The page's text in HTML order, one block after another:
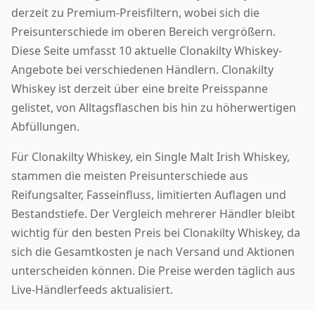
derzeit zu Premium-Preisfiltern, wobei sich die
Preisunterschiede im oberen Bereich vergrößern.
Diese Seite umfasst 10 aktuelle Clonakilty Whiskey-
Angebote bei verschiedenen Händlern. Clonakilty
Whiskey ist derzeit über eine breite Preisspanne
gelistet, von Alltagsflaschen bis hin zu höherwertigen
Abfüllungen.
Für Clonakilty Whiskey, ein Single Malt Irish Whiskey,
stammen die meisten Preisunterschiede aus
Reifungsalter, Fasseinfluss, limitierten Auflagen und
Bestandstiefe. Der Vergleich mehrerer Händler bleibt
wichtig für den besten Preis bei Clonakilty Whiskey, da
sich die Gesamtkosten je nach Versand und Aktionen
unterscheiden können. Die Preise werden täglich aus
Live-Händlerfeeds aktualisiert.